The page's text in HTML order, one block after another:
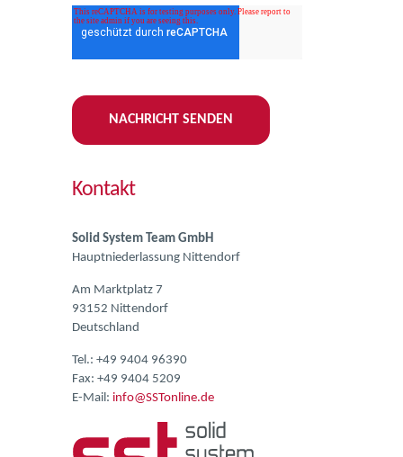
Kontakt
Solid System Team GmbH
Hauptniederlassung Nittendorf
Am Marktplatz 7
93152 Nittendorf
Deutschland
Tel.: +49 9404 96390
Fax: +49 9404 5209
E-Mail: info@SSTonline.de